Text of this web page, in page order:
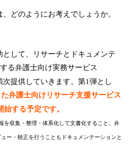
どのようにお考えでしょうか。
して、リサーチとドキュメンテ
る弁護士向け実務サービス
次提供していきます。第1弾とし
弁護士向けリサーチ支援サービス
する予定です。
を収集・整理・体系化して文書化すること。弁
ー・校正を行うこともドキュメンテーションと